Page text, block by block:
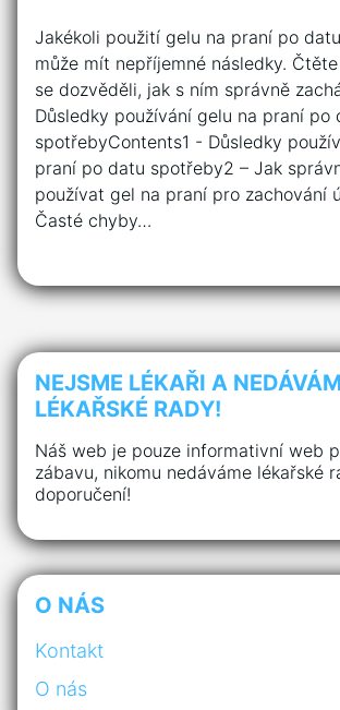
Jakékoli použití gelu na praní po
může mít nepříjemné⁢ následky.
⁢se dozvěděli, jak s ním správně
Důsledky používání gelu⁢ na ​praní po
spotřebyContents1 -‍ Důsledky
praní po datu spotřeby2 – Jak
používat ​gel ⁤na ‌praní ‍pro ​zachování
Časté ⁢chyby…
NEJSME LÉKAŘI A
LÉKAŘSKÉ RADY!
Náš web je pouze informativní web
zábavu, nikomu nedáváme lékařské
doporučení!
O NÁS
Kontakt
O nás